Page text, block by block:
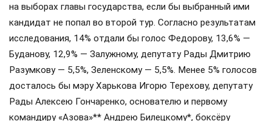
на выборах главы государства, если бы выбранный ими
кандидат не попал во второй тур. Согласно результатам
исследования, 14% отдали бы голос Федорову, 13,6% —
Буданову, 12,9% — Залужному, депутату Рады Дмитрию
Разумкову — 5,5%, Зеленскому — 5,5%. Менее 5% голосов
досталось бы мэру Харькова Игорю Терехову, депутату
Рады Алексею Гончаренко, основателю и первому
командиру «Азова»** Андрею Билецкому*, боксёру